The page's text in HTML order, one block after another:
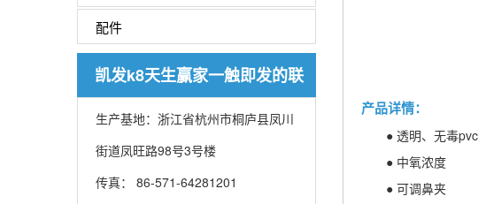
配件
凯发k8天生赢家一触即发的联
系方式
生产基地：浙江省杭州市桐庐县凤川
街道凤旺路98号3号楼
传真： 86-571-64281201
产品详情：
● 透明、无毒pvc
● 中氧浓度
● 可调鼻夹